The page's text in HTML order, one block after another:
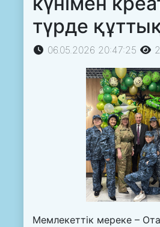
түрде
06.05.2026 20:47:25
Мемлекеттік мереке –